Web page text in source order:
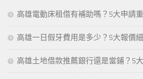
高雄電動床租借有補助嗎？5大申請
高雄一日假牙費用是多少？5大報價
高雄土地借款推薦銀行還是當鋪？5